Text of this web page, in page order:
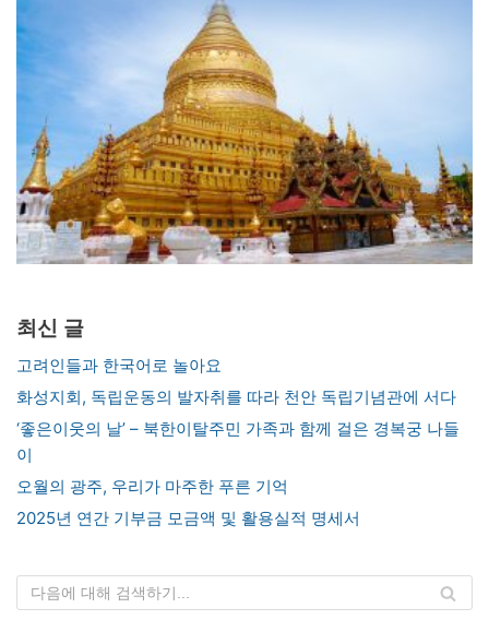
최신 글
고려인들과 한국어로 놀아요
화성지회, 독립운동의 발자취를 따라 천안 독립기념관에 서다
‘좋은이웃의 날’ – 북한이탈주민 가족과 함께 걸은 경복궁 나들
이
오월의 광주, 우리가 마주한 푸른 기억
2025년 연간 기부금 모금액 및 활용실적 명세서